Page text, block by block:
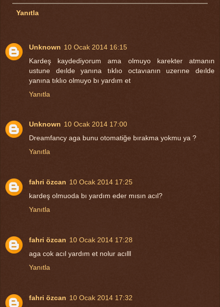
Yanıtla
Unknown 10 Ocak 2014 16:15
Kardeş kaydediyorum ama olmuyo karekter atmanın
ustune deılde yanına tıklıo octavıanın uzerıne deılde
yanına tıklıo olmuyo bı yardım et
Yanıtla
Unknown 10 Ocak 2014 17:00
Dreamfancy aga bunu otomatiğe bırakma yokmu ya ?
Yanıtla
fahri özcan 10 Ocak 2014 17:25
kardeş olmuoda bı yardım eder mısın acıl?
Yanıtla
fahri özcan 10 Ocak 2014 17:28
aga cok acıl yardım et nolur acılll
Yanıtla
fahri özcan 10 Ocak 2014 17:32